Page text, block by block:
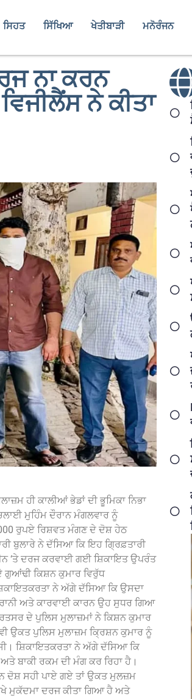
ਸਿਹਤ ਸਿੱਖਿਆ ਖੇਤੀਬਾੜੀ ਮਨੋਰੰਜਨ
ਨਾ ਕਰਨ
ਨੇ ਕੀਤਾ
ਹੀ ਕਾਲੀਆਂ ਭੇਡਾਂ ਦੀ ਭੂਮਿਕਾ ਨਿਭਾ
ਮੁਹਿੰਮ ਦੌਰਾਨ ਮੰਗਲਵਾਰ ਨੂੰ
ਰੁਪਏ ਰਿਸ਼ਵਤ ਮੰਗਣ ਦੇ ਦੋਸ਼ ਹੇਠ
ਬੁਲਾਰੇ ਨੇ ਦੱਸਿਆ ਕਿ ਇਹ ਗ੍ਰਿਫ਼ਤਾਰੀ
‘ਤੇ ਦਰਜ ਕਰਵਾਈ ਗਈ ਸ਼ਿਕਾਇਤ ਉਪਰੰਤ
ਕਿਸ਼ਨ ਕੁਮਾਰ ਵਿਰੁੱਧ
ਨੇ ਅੱਗੇ ਦੱਸਿਆ ਕਿ ਉਸਦਾ
ਅਤੇ ਕਾਰਵਾਈ ਕਾਰਨ ਉਹ ਸੁਧਰ ਗਿਆ
ਦੇ ਪੁਲਿਸ ਮੁਲਾਜ਼ਮਾਂ ਨੇ ਕਿਸ਼ਨ ਕੁਮਾਰ
ਉਕਤ ਪੁਲਿਸ ਮੁਲਾਜ਼ਮ ਕ੍ਰਿਸ਼ਨ ਕੁਮਾਰ ਨੂੰ
ਸ਼ਿਕਾਇਤਕਰਤਾ ਨੇ ਅੱਗੇ ਦੱਸਿਆ ਕਿ
ਬਾਕੀ ਰਕਮ ਦੀ ਮੰਗ ਕਰ ਰਿਹਾ ਹੈ।‌
ਦੋਸ਼ ਸਹੀ ਪਾਏ ਗਏ ਤਾਂ ਉਕਤ ਮੁਲਜ਼ਮ
ਮੁਕੱਦਮਾ ਦਰਜ ਕੀਤਾ ਗਿਆ ਹੈ ਅਤੇ